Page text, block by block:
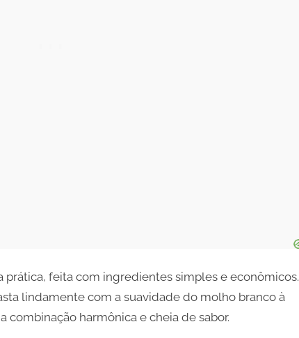
prática, feita com ingredientes simples e econômicos.
lindamente com a suavidade do molho branco à
combinação harmônica e cheia de sabor.